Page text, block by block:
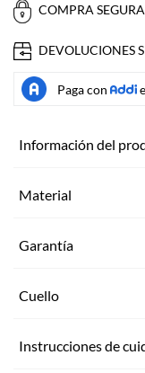
COMPRA SEGURA
DEVOLUCIONES
Información del
Material
Garantía
Cuello
Instrucciones de